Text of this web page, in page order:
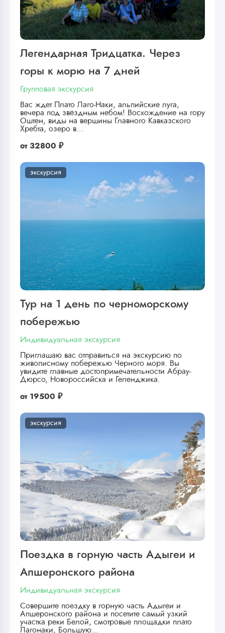
Легендарная Тридцатка. Через
горы к морю на 7 дней
Групповая экскурсия
Вас ждет Плато Лаго-Наки, альпийские луга,
вечера под звёздным небом! Восхождение на гору
Оштен, виды на вершины Главного Кавказского
Хребта, озеро в…
от 32800 ₽
экскурсия
Тур на 1 день по черноморскому
побережью
Индивидуальная экскурсия
Приглашаю вас отправиться на экскурсию по
живописному побережью Черного моря. Вы
увидите главные достопримечательности Абрау-
Дюрсо, Новороссийска и Геленджика.
от 19500 ₽
экскурсия
Поездка в горную часть Адыгеи и
Апшеронского района
Индивидуальная экскурсия
Совершите поездку в горную часть Адыгеи и
Апшеронского района и посетите самый узкий
участка реки Белой, смотровые площадки плато
Лагонаки, Большую…